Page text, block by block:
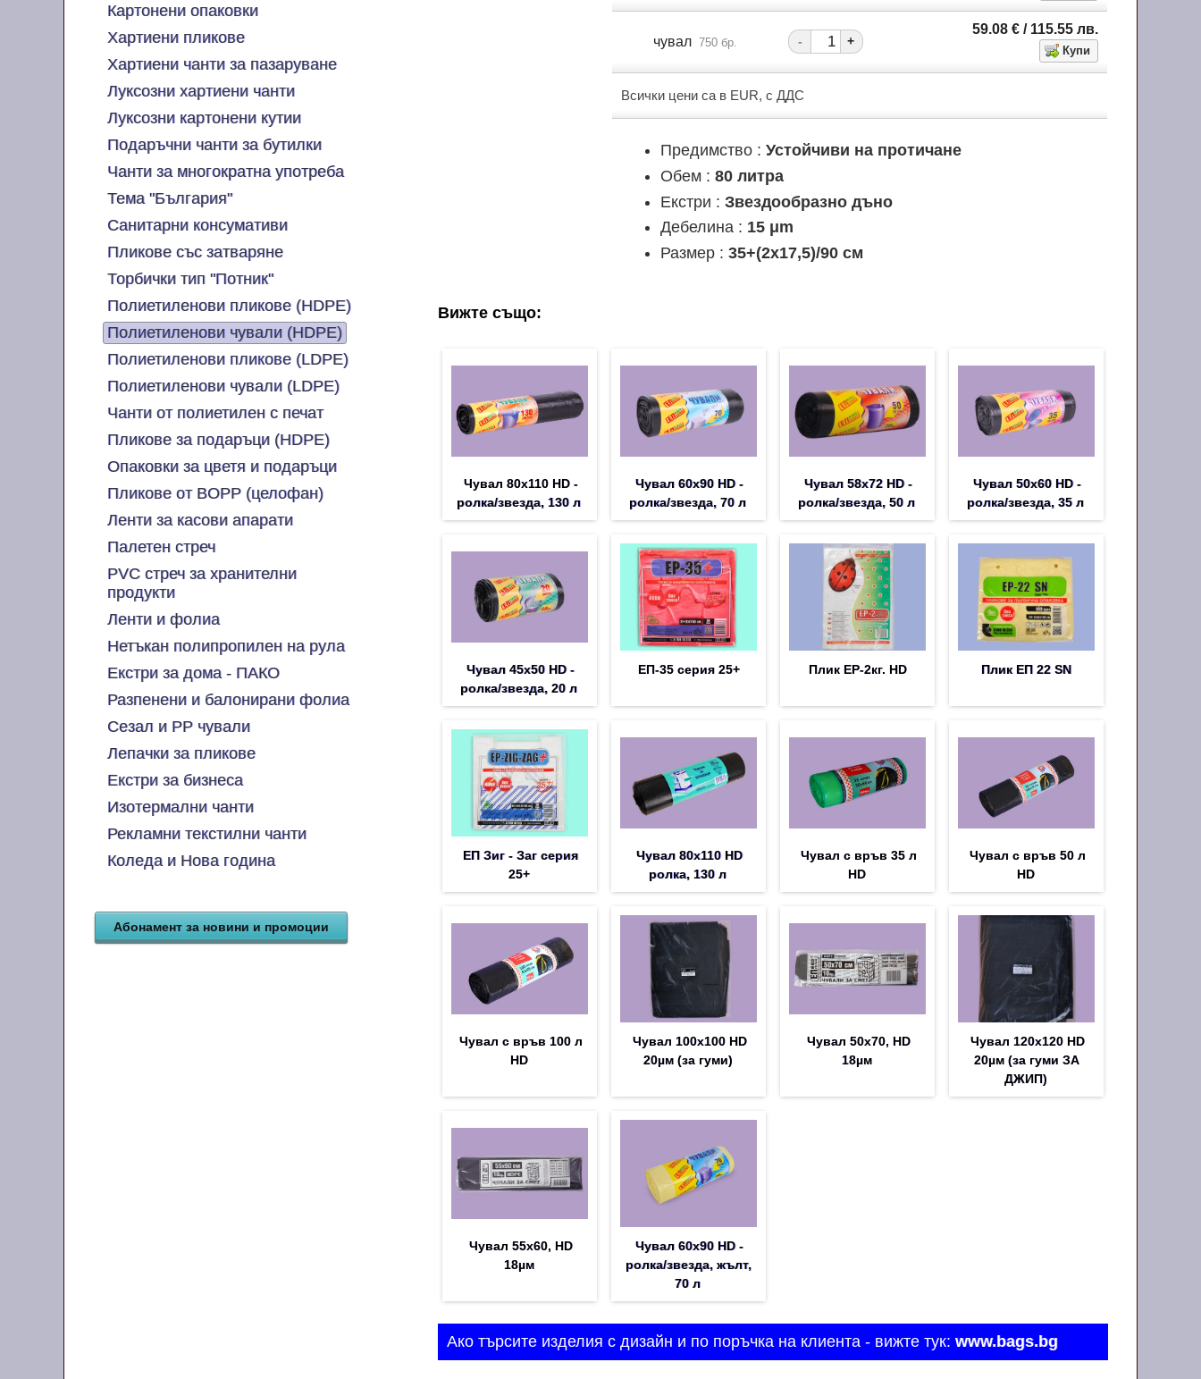
Картонени опаковки
Хартиени пликове
Хартиени чанти за пазаруване
Луксозни хартиени чанти
Луксозни картонени кутии
Подаръчни чанти за бутилки
Чанти за многократна употреба
Тема "България"
Санитарни консумативи
Пликове със затваряне
Торбички тип "Потник"
Полиетиленови пликове (HDPE)
Полиетиленови чували (HDPE)
Полиетиленови пликове (LDPE)
Полиетиленови чували (LDPE)
Чанти от полиетилен с печат
Пликове за подаръци (HDPE)
Опаковки за цветя и подаръци
Пликове от BOPP (целофан)
Ленти за касови апарати
Палетен стреч
PVC стреч за хранителни
продукти
Ленти и фолиа
Нетъкан полипропилен на рула
Екстри за дома - ПАКО
Разпенени и балонирани фолиа
Сезал и PP чували
Лепачки за пликове
Екстри за бизнеса
Изотермални чанти
Рекламни текстилни чанти
Коледа и Нова година
чувал 750 бр. - +
59.08€ / 115.55лв.
Всички цени са в EUR, с ДДС
Предимство :Устойчиви на протичане
Обем :80 литра
Екстри :Звездообразно дъно
Дебелина : 15 μm
Размер :35+(2х17,5)/90 cм
Вижте също:
Чувал 80х110 HD -
ролка/звезда, 130 л
Чувал 60х90 HD -
ролка/звезда, 70 л
Чувал 58х72 HD -
ролка/звезда, 50 л
Чувал 50х60 HD -
ролка/звезда, 35 л
Чувал 45х50 HD -
ролка/звезда, 20 л
ЕП-35 серия 25+ Плик EP-2кг. HD Плик EП 22 SN
ЕП Зиг - Заг серия
25+
Чувал 80х110 HD
ролка, 130 л
Чувал с връв 35 л
HD
Чувал с връв 50 л
HD
Чувал с връв 100 л
HD
Чувал 100x100 HD
20µм (за гуми)
Чувал 50х70, HD
18µм
Чувал 120x120 HD
20µм (за гуми ЗА
ДЖИП)
Чувал 55х60, HD
18µм
Чувал 60х90 HD -
ролка/звезда, жълт,
70 л
Ако търсите изделия с дизайн и по поръчка на клиента - вижте тук:www.bags.bg